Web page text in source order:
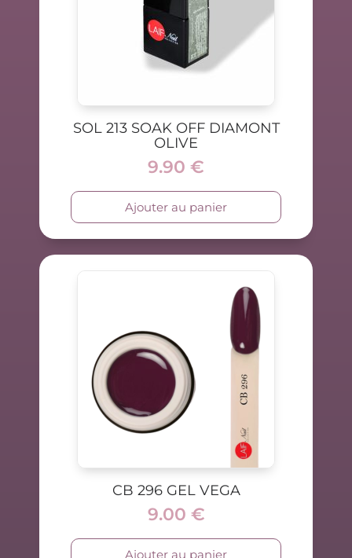
SOL 213 SOAK OFF DIAMONT
OLIVE
9.90 €
Ajouter au panier
CB 296 GEL VEGA
9.00 €
Ajouter au panier